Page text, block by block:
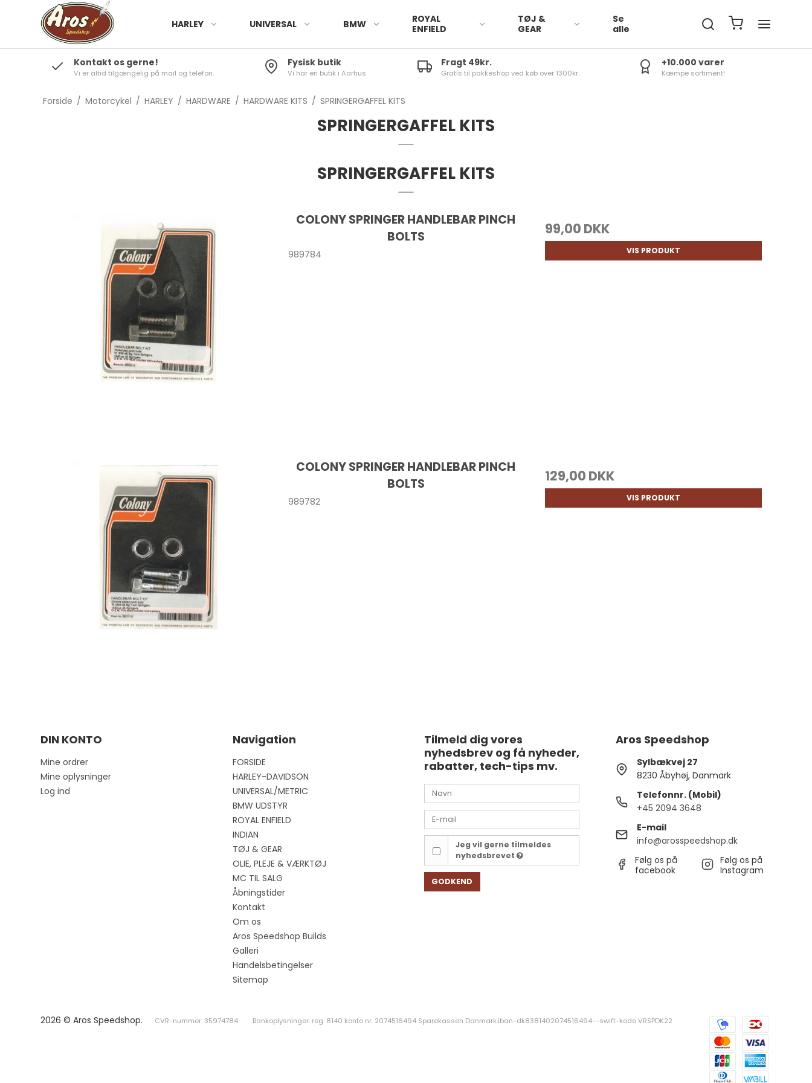
HARLEY UNIVERSAL BMW
ROYAL
ENFIELD
TØJ &
GEAR
Se
alle
Kontakt os gerne!
Vi er altid tilgængelig på mail og telefon.
Fysisk butik
Vi har en butik i Aarhus
Fragt 49kr.
Gratis til pakkeshop ved køb over 1300kr.
+10.000 varer
Kæmpe sortiment!
Forside / Motorcykel / HARLEY / HARDWARE / HARDWARE KITS / SPRINGERGAFFEL KITS
SPRINGERGAFFEL KITS
SPRINGERGAFFEL KITS
COLONY SPRINGER HANDLEBAR PINCH
BOLTS
989784
99,00 DKK
VIS PRODUKT
COLONY SPRINGER HANDLEBAR PINCH
BOLTS
989782
129,00 DKK
VIS PRODUKT
DIN KONTO
Mine ordrer
Mine oplysninger
Log ind
Navigation
FORSIDE
HARLEY-DAVIDSON
UNIVERSAL/METRIC
BMW UDSTYR
ROYAL ENFIELD
INDIAN
TØJ & GEAR
OLIE, PLEJE & VÆRKTØJ
MC TIL SALG
Åbningstider
Kontakt
Om os
Aros Speedshop Builds
Galleri
Handelsbetingelser
Sitemap
Tilmeld dig vores
nyhedsbrev og få nyheder,
rabatter, tech-tips mv.
Jeg vil gerne tilmeldes
nyhedsbrevet
GODKEND
Aros Speedshop
Sylbækvej 27
8230 Åbyhøj, Danmark
Telefonnr. (Mobil)
+45 2094 3648
E-mail
info@arosspeedshop.dk
Følg os på
facebook
Følg os på
Instagram
2026 © Aros Speedshop. CVR-nummer: 35974784 Bankoplysninger: reg. 8140 konto nr. 2074516494 Sparekassen Danmark.iban-dk8381402074516494--swift-kode VRSPDK22